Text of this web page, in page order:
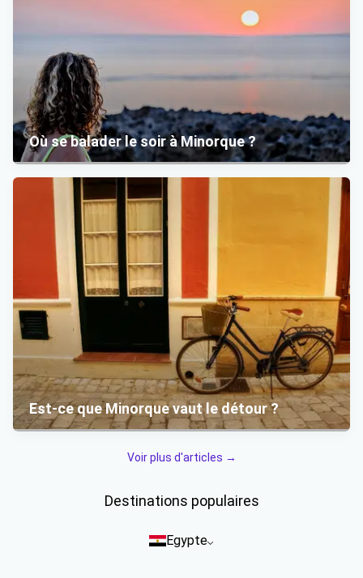
Où se balader le soir à Minorque ?
Est-ce que Minorque vaut le détour ?
Voir plus d'articles →
Destinations populaires
Egypte